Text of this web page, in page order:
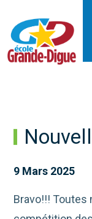
9 Mars 2025
Bravo!!! Toutes